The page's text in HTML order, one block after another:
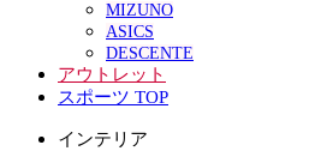
MIZUNO
ASICS
DESCENTE
アウトレット
スポーツ TOP
インテリア